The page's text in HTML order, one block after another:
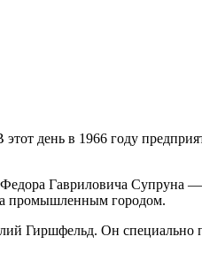
день в 1966 году
Гавриловича Супруна
промышленным городом.
Гиршфельд. Он специально